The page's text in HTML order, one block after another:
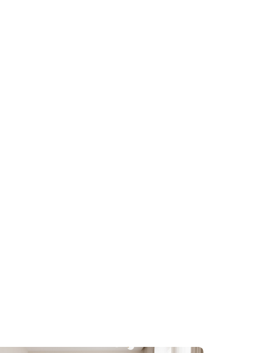
и ледовый дворец.
уже много лет
не исключение. Здесь вы
до под ключ.
до финальной уборки.